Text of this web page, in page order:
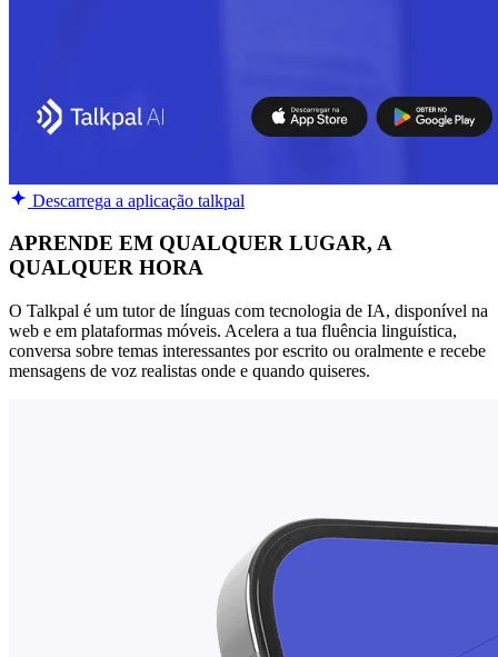
Descarrega a aplicação talkpal
APRENDE EM QUALQUER LUGAR, A
QUALQUER HORA
O Talkpal é um tutor de línguas com tecnologia de IA, disponível na
web e em plataformas móveis. Acelera a tua fluência linguística,
conversa sobre temas interessantes por escrito ou oralmente e recebe
mensagens de voz realistas onde e quando quiseres.